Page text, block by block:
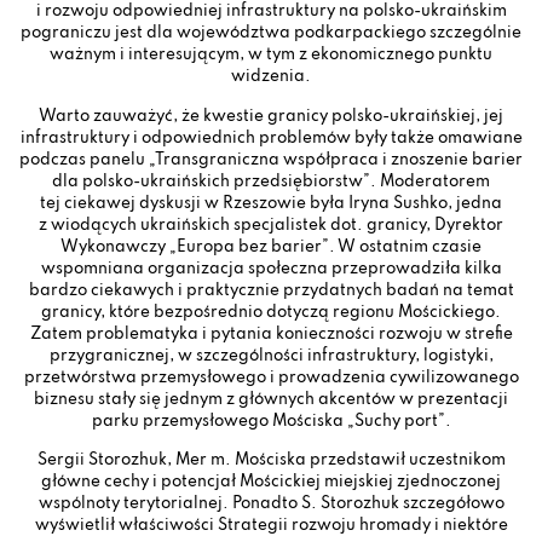
i rozwoju odpowiedniej infrastruktury na polsko-ukraińskim
pograniczu jest dla województwa podkarpackiego szczególnie
ważnym i interesującym, w tym z ekonomicznego punktu
widzenia.
Warto zauważyć, że kwestie granicy polsko-ukraińskiej, jej
infrastruktury i odpowiednich problemów były także omawiane
podczas panelu „Transgraniczna współpraca i znoszenie barier
dla polsko-ukraińskich przedsiębiorstw”. Moderatorem
tej ciekawej dyskusji w Rzeszowie była Iryna Sushko, jedna
z wiodących ukraińskich specjalistek dot. granicy, Dyrektor
Wykonawczy „Europa bez barier”. W ostatnim czasie
wspomniana organizacja społeczna przeprowadziła kilka
bardzo ciekawych i praktycznie przydatnych badań na temat
granicy, które bezpośrednio dotyczą regionu Mościckiego.
Zatem problematyka i pytania konieczności rozwoju w strefie
przygranicznej, w szczególności infrastruktury, logistyki,
przetwórstwa przemysłowego i prowadzenia cywilizowanego
biznesu stały się jednym z głównych akcentów w prezentacji
parku przemysłowego Mościska „Suchy port”.
Sergii Storozhuk, Mer m. Mościska przedstawił uczestnikom
główne cechy i potencjał Mościckiej miejskiej zjednoczonej
wspólnoty terytorialnej. Ponadto S. Storozhuk szczegółowo
wyświetlił właściwości Strategii rozwoju hromady i niektóre